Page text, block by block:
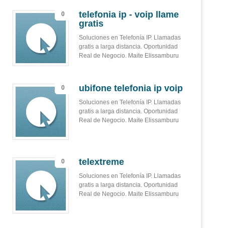
0
telefonia ip - voip llame
gratis
Soluciones en Telefonía IP. Llamadas
gratis a larga distancia. Oportunidad
Real de Negocio. Maite Elissamburu
0 ubifone telefonia ip voip
Soluciones en Telefonía IP. Llamadas
gratis a larga distancia. Oportunidad
Real de Negocio. Maite Elissamburu
0 telextreme
Soluciones en Telefonía IP. Llamadas
gratis a larga distancia. Oportunidad
Real de Negocio. Maite Elissamburu